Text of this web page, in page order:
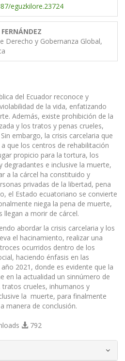
eguzkilore.23724
Derecho y Gobernanza Global,
del Ecuador reconoce y
de la vida, enfatizando
Además, existe prohibición de la
y los tratos y penas crueles,
embargo, la crisis carcelaria que
que los centros de rehabilitación
propicio para la tortura, los
e inclusive la muerte,
a la cárcel ha constituido y
privadas de la libertad, pena
el Estado ecuatoriano se convierte
niega la pena de muerte,
llegan a morir de cárcel.
abordar la crisis carcelaria y los
el hacinamiento, realizar una
ocurridos dentro de los
haciendo énfasis en las
2021, donde es evidente que la
en la actualidad un sinnúmero de
crueles, inhumanos y
la muerte, para finalmente
manera de conclusión.
792